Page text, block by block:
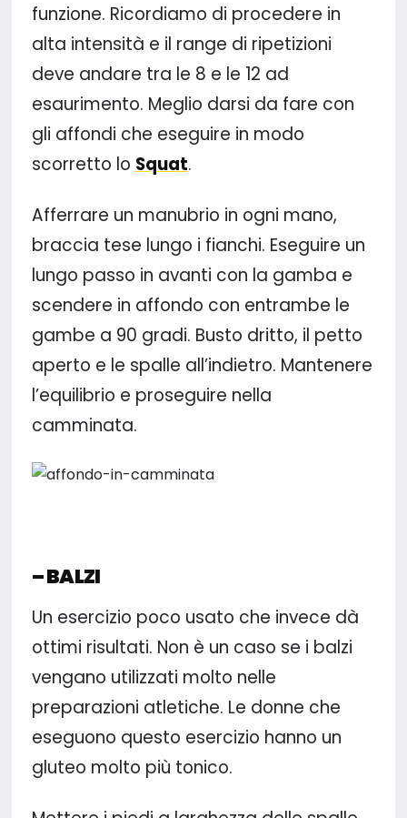
funzione. Ricordiamo di procedere in
alta intensità e il range di ripetizioni
deve andare tra le 8 e le 12 ad
esaurimento. Meglio darsi da fare con
gli affondi che eseguire in modo
scorretto lo Squat.
Afferrare un manubrio in ogni mano,
braccia tese lungo i fianchi. Eseguire un
lungo passo in avanti con la gamba e
scendere in affondo con entrambe le
gambe a 90 gradi. Busto dritto, il petto
aperto e le spalle all’indietro. Mantenere
l’equilibrio e proseguire nella
camminata.
– BALZI
Un esercizio poco usato che invece dà
ottimi risultati. Non è un caso se i balzi
vengano utilizzati molto nelle
preparazioni atletiche. Le donne che
eseguono questo esercizio hanno un
gluteo molto più tonico.